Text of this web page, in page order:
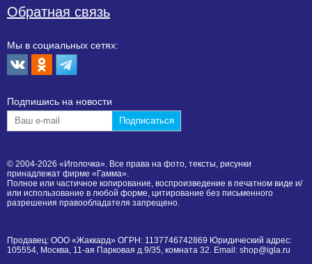
Обратная связь
Мы в социальных сетях:
Подпишиcь на новости
© 2004-2026 «Иголочка». Все права на фото, тексты, рисунки
принадлежат фирме «Гамма».
Полное или частичное копирование, воспроизведение в печатном виде и/
или использование в любой форме, цитирование без письменного
разрешения правообладателя запрещено.
Продавец: ООО «Жаккард» ОГРН: 1137746742869 Юридический адрес:
105554, Москва, 11-ая Парковая д.9/35, комната 32. Email: shop@igla.ru